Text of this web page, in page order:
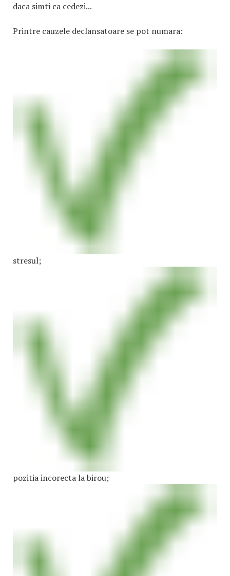
daca simti ca cedezi...
Printre cauzele declansatoare se pot numara:
stresul;
pozitia incorecta la birou;